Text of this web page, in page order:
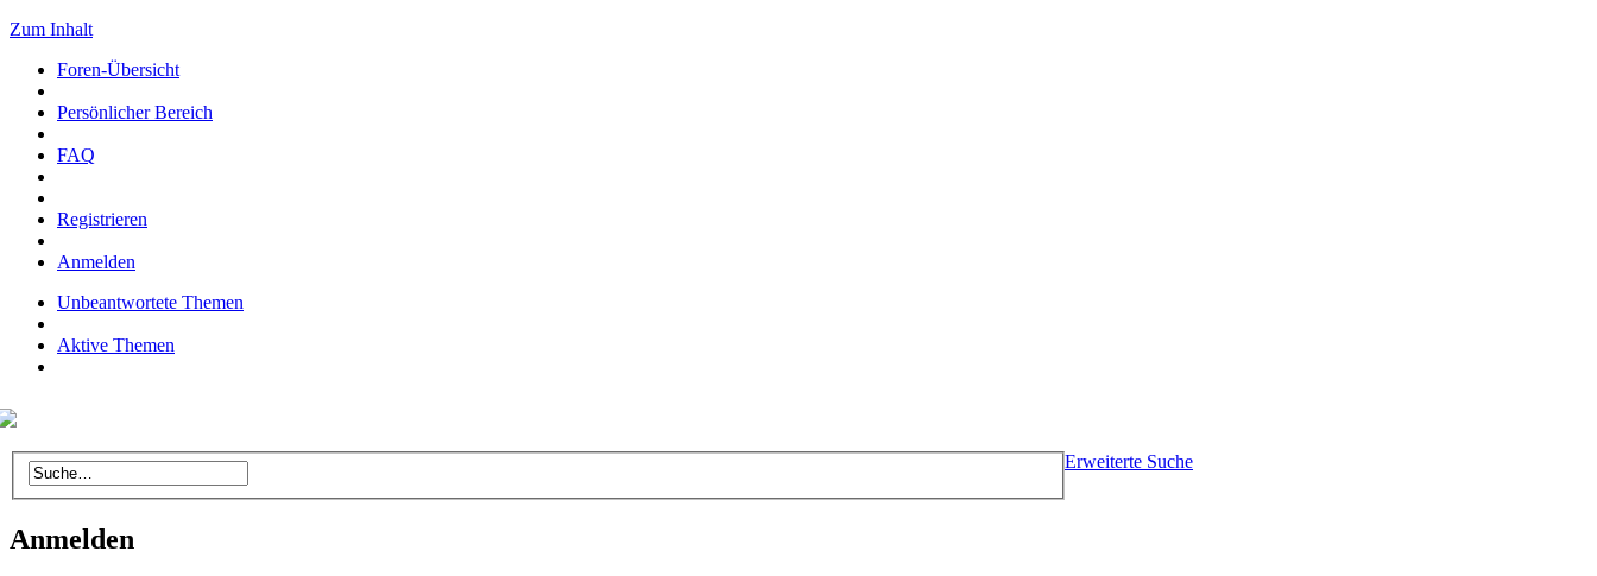
Zum Inhalt
Foren-Übersicht
Persönlicher Bereich
FAQ
Registrieren
Anmelden
Unbeantwortete Themen
Aktive Themen
Erweiterte Suche
Anmelden